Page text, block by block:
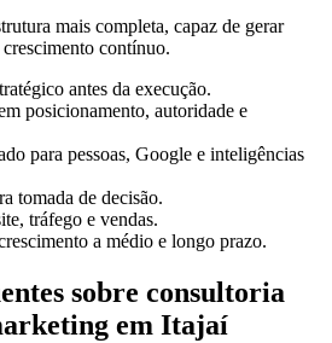
mais completa, capaz de gerar
contínuo.
antes da execução.
posicionamento, autoridade e
para pessoas, Google e inteligências
tomada de decisão.
tráfego e vendas.
a médio e longo prazo.
sobre consultoria
em Itajaí